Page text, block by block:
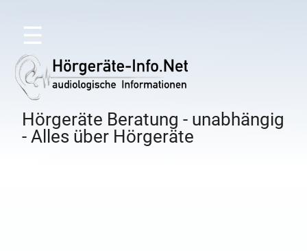
☰
Hörgeräte Beratung - unabhängig
- Alles über Hörgeräte